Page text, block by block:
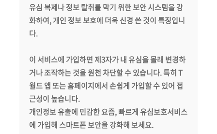
유심 복제나 정보 탈취를 막기 위한 보안 시스템을 강
화하여, 개인 정보 보호에 더욱 신경 쓴 것이 특징입니
다.
이 서비스에 가입하면 제3자가 내 유심을 몰래 변경하
거나 조작하는 것을 원천 차단할 수 있습니다.특히 T
월드 앱 또는 홈페이지에서 손쉽게 가입할 수 있어 접
근성이 높습니다.
개인정보 유출에 민감한 요즘, 빠르게 유심보호서비스
에 가입해 스마트폰 보안을 강화해 보세요.